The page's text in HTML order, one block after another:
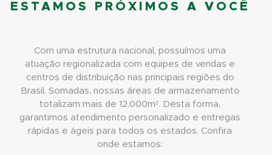
ESTAMOS PRÓXIMOS A VOCÊ
Com uma estrutura nacional, possuímos uma
atuação regionalizada com equipes de vendas e
centros de distribuição nas principais regiões do
Brasil. Somadas, nossas áreas de armazenamento
totalizam mais de 12.000m². Desta forma,
garantimos atendimento personalizado e entregas
rápidas e ágeis para todos os estados. Confira
onde estamos: